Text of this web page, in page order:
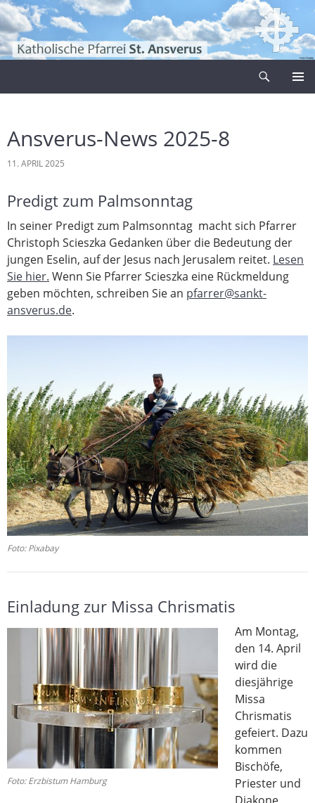
Zum
Inhalt
springen
Ansverus-News 2025-8
11. APRIL 2025
Predigt zum Palmsonntag
In seiner Predigt zum Palmsonntag macht sich Pfarrer
Christoph Scieszka Gedanken über die Bedeutung der
jungen Eselin, auf der Jesus nach Jerusalem reitet. Lesen
Sie hier. Wenn Sie Pfarrer Scieszka eine Rückmeldung
geben möchten, schreiben Sie an pfarrer@sankt-
ansverus.de.
Foto: Pixabay
Einladung zur Missa Chrismatis
Foto: Erzbistum Hamburg
Am Montag,
den 14. April
wird die
diesjährige
Missa
Chrismatis
gefeiert. Dazu
kommen
Bischöfe,
Priester und